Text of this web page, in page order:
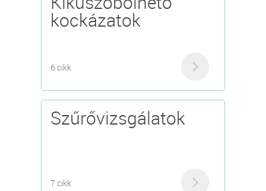
kockázatok
6 cikk
Szűrővizsgálatok
7 cikk